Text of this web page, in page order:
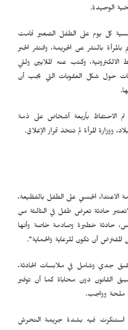
الوحيدة.
كل يوم على الطفل الصغير قامت
بالنشر عن الجريمة، وانتشر الخبر
وكتب عنه الملايين ولقي
حول شكل العقوبات التي يجب أن
الاحتفاظ بأربعة أشخاص على ذمة
ووزارة المرأة لم تتخذ قرار الإغلاق.
الجنسي على الطفل بالفظيعة،
حادثة تعرض طفل في الثالثة من
حادثة خطيرة وصادمة خاصة وأنها
أن تكون للرعاية والحماية".
جدي وشامل في ملابسات الحادثة،
القانون دون محاباة كما أن توفير
ملحة وواجب.
استنكرت فيه بشدة جريمة التحرش